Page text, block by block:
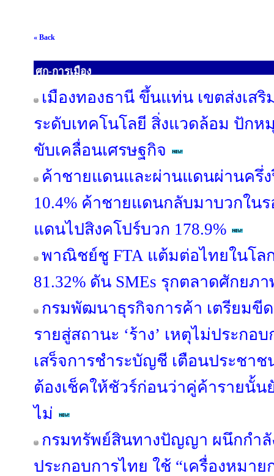
« Back
ศก-การเมือง
เมืองทองธานี ขึ้นแท่น เขตส่งเสริ
ระดับเทคโนโลยี สิ่งแวดล้อม ปักห
ขับเคลื่อนเศรษฐกิจ
ค้าชายแดนและผ่านแดนผ่านครึ่ง
10.4% ค้าชายแดนกลับมาบวกใน
แดนไปสิงคโปร์บวก 178.9%
พาณิชย์ชู FTA แต้มต่อไทยในโล
81.32% ดัน SMEs รุกตลาดศักยภ
กรมพัฒนาธุรกิจการค้า เตรียม
รายสู่สถานะ ‘ร้าง’ เหตุไม่ประกอ
เสร็จการชำระบัญชี เตือนประชา
ต้องเช็คให้ชัวร์ก่อนว่าคู่ค้ารายนั้น
ไม่
กรมทรัพย์สินทางปัญญา ผนึกกำลั
ประกอบการไทย ใช้ “เครื่องหมา